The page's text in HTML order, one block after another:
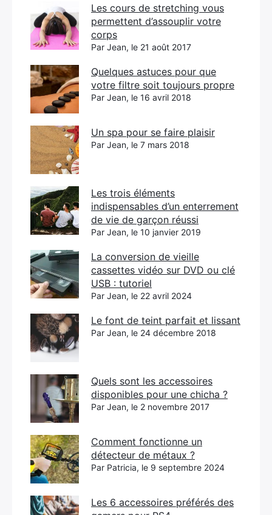
Les cours de stretching vous
permettent d’assouplir votre
corps
Par Jean, le 21 août 2017
Quelques astuces pour que
votre filtre soit toujours propre
Par Jean, le 16 avril 2018
Un spa pour se faire plaisir
Par Jean, le 7 mars 2018
Les trois éléments
indispensables d’un enterrement
de vie de garçon réussi
Par Jean, le 10 janvier 2019
La conversion de vieille
cassettes vidéo sur DVD ou clé
USB : tutoriel
Par Jean, le 22 avril 2024
Le font de teint parfait et lissant
Par Jean, le 24 décembre 2018
Quels sont les accessoires
disponibles pour une chicha ?
Par Jean, le 2 novembre 2017
Comment fonctionne un
détecteur de métaux ?
Par Patricia, le 9 septembre 2024
Les 6 accessoires préférés des